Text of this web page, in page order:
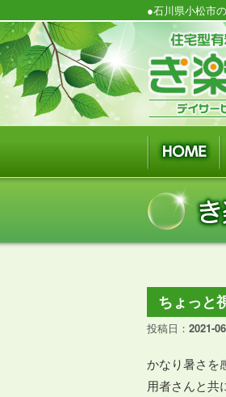
●石川県小松市
ちょっと
投稿日： 2021-
かなり暑さを
用者さんと共